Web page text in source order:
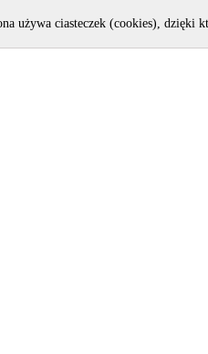
używa ciasteczek (cookies), dzięki